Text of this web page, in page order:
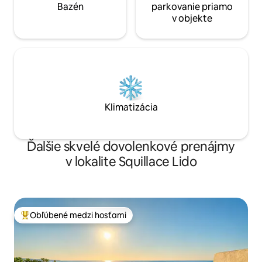
Bazén
parkovanie priamo
v objekte
Klimatizácia
Ďalšie skvelé dovolenkové prenájmy
v lokalite Squillace Lido
Najobľúbenejšie medzi hosťami
Obľúbené medzi hosťami